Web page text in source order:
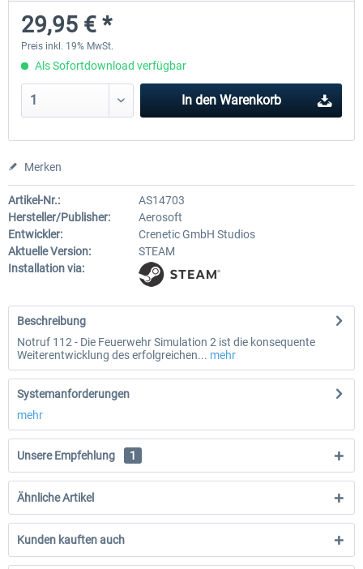
22,49 € *
29,95 € *
Preis inkl. 19% MwSt.
Als Sofortdownload verfügbar
In den Warenkorb
Merken
Artikel-Nr.:
AS14703
Hersteller/Publisher:
Aerosoft
Entwickler:
Crenetic GmbH Studios
Aktuelle Version:
STEAM
Installation via:
Beschreibung
Notruf 112 - Die Feuerwehr Simulation 2 ist die konsequente
Weiterentwicklung des erfolgreichen... mehr
Systemanforderungen
mehr
Unsere Empfehlung 1
Ähnliche Artikel
Kunden kauften auch